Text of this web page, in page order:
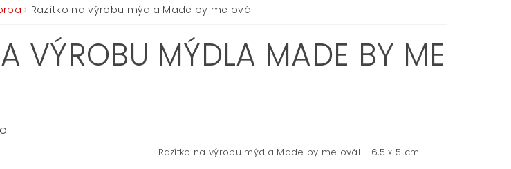
Razítko na výrobu mýdla Made by me ovál
VÝROBU MÝDLA MADE BY ME
Razítko na výrobu mýdla Made by me ovál - 6,5 x 5 cm.